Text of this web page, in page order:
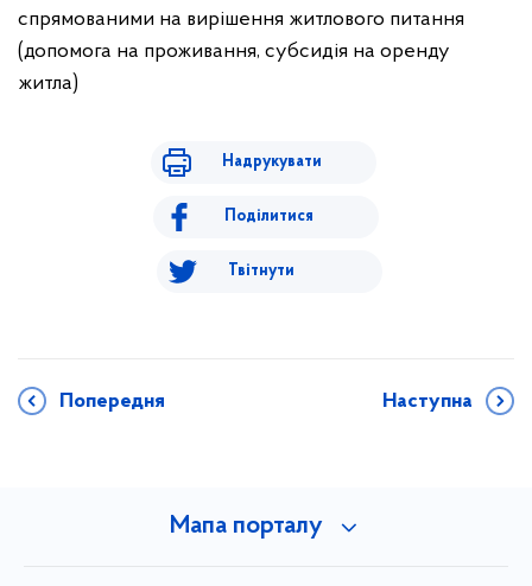
спрямованими на вирішення житлового питання
(допомога на проживання, субсидія на оренду
житла)
Надрукувати
Поділитися
Твітнути
Попередня Наступна
Мапа порталу